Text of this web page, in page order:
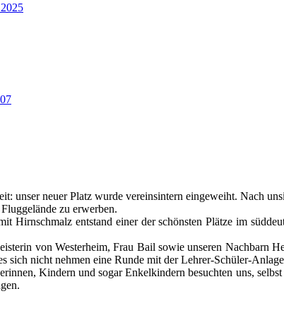
unser neuer Platz wurde vereinsintern eingeweiht. Nach
zu erwerben.
Hirnschmalz entstand einer der schönsten Plätze im
von Westerheim, Frau Bail sowie unseren Nachbarn
sich nicht nehmen eine Runde mit der Lehrer-Schüler-
Kindern und sogar Enkelkindern besuchten uns,